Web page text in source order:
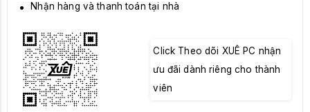
Nhận hàng và thanh toán tại nhà
Click Theo dõi XUÊ PC nhận
ưu đãi dành riêng cho thành
viên